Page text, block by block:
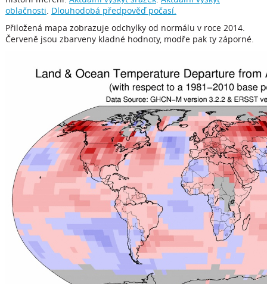
oblačnosti. Dlouhodobá předpověď počasí.
Přiložená mapa zobrazuje odchylky od normálu v roce 2014.
Červeně jsou zbarveny kladné hodnoty, modře pak ty záporné.